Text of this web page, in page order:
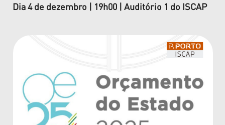
Dia 4 de dezembro | 19h00 | Auditório 1 do ISCAP